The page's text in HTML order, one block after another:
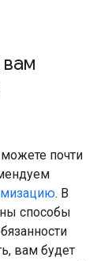
почти
. В
способы
вам будет